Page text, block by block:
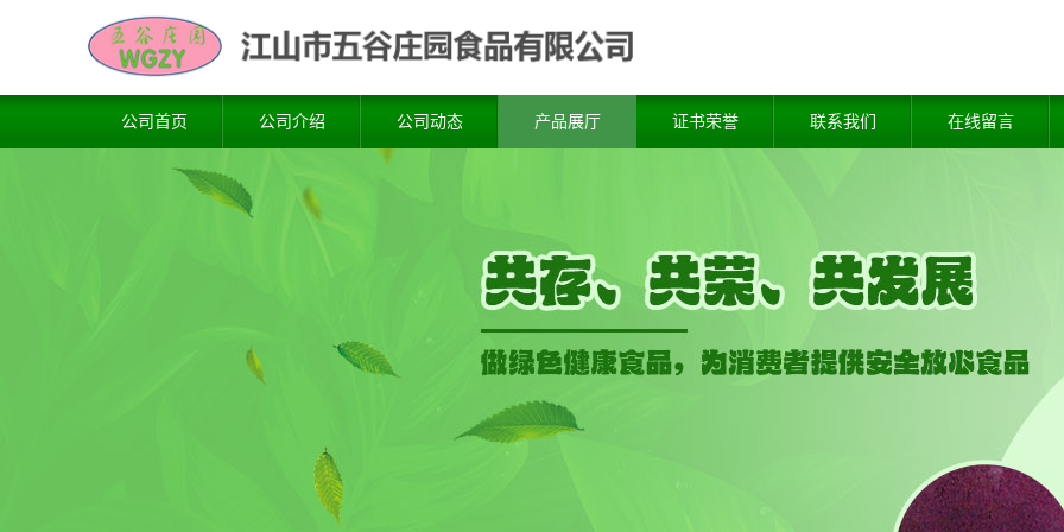
公司首页 公司介绍 公司动态 产品展厅 证书荣誉 联系我们 在线留言